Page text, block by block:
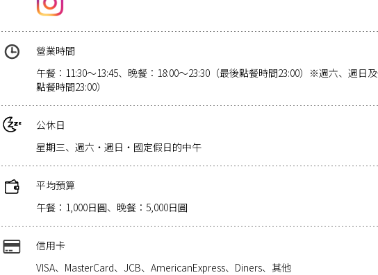
營業時間
午餐：11:30～13:45、晚餐：18:00～23:30（最後點餐時間23:00）※週六、週日
點餐時間23:00）
公休日
星期三、週六・週日・國定假日的中午
平均預算
午餐：1,000日圓、晚餐：5,000日圓
信用卡
VISA、MasterCard、JCB、AmericanExpress、Diners、其他